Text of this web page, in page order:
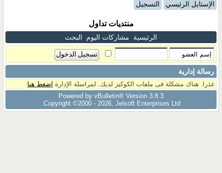
الإستايل الرئيسي التسجيل
منتديات تداول
الرئيسية مشاركات اليوم البحث
رسالة إدارية
عذرا. هناك مشكلة فى ملفات الكوكيز لديك. لمراسلة الإدارة اضغط هنا
Powered by vBulletin® Version 3.8.3
Copyright ©2000 - 2026, Jelsoft Enterprises Ltd.